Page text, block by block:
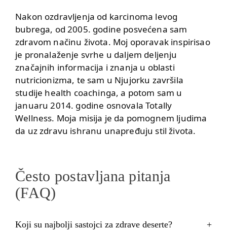
Nakon ozdravljenja od karcinoma levog
bubrega, od 2005. godine posvećena sam
zdravom načinu života. Moj oporavak inspirisao
je pronalaženje svrhe u daljem deljenju
značajnih informacija i znanja u oblasti
nutricionizma, te sam u Njujorku završila
studije health coachinga, a potom sam u
januaru 2014. godine osnovala Totally
Wellness. Moja misija je da pomognem ljudima
da uz zdravu ishranu unapređuju stil života.
Često postavljana pitanja
(FAQ)
Koji su najbolji sastojci za zdrave deserte?